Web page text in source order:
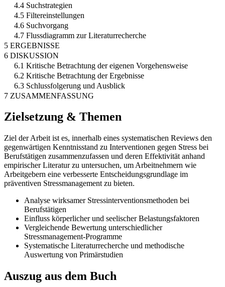
4.4 Suchstrategien
4.5 Filtereinstellungen
4.6 Suchvorgang
4.7 Flussdiagramm zur Literaturrecherche
5 ERGEBNISSE
6 DISKUSSION
6.1 Kritische Betrachtung der eigenen Vorgehensweise
6.2 Kritische Betrachtung der Ergebnisse
6.3 Schlussfolgerung und Ausblick
7 ZUSAMMENFASSUNG
Zielsetzung & Themen
Ziel der Arbeit ist es, innerhalb eines systematischen Reviews den
gegenwärtigen Kenntnisstand zu Interventionen gegen Stress bei
Berufstätigen zusammenzufassen und deren Effektivität anhand
empirischer Literatur zu untersuchen, um Arbeitnehmern wie
Arbeitgebern eine verbesserte Entscheidungsgrundlage im
präventiven Stressmanagement zu bieten.
Analyse wirksamer Stressinterventionsmethoden bei
Berufstätigen
Einfluss körperlicher und seelischer Belastungsfaktoren
Vergleichende Bewertung unterschiedlicher
Stressmanagement-Programme
Systematische Literaturrecherche und methodische
Auswertung von Primärstudien
Auszug aus dem Buch